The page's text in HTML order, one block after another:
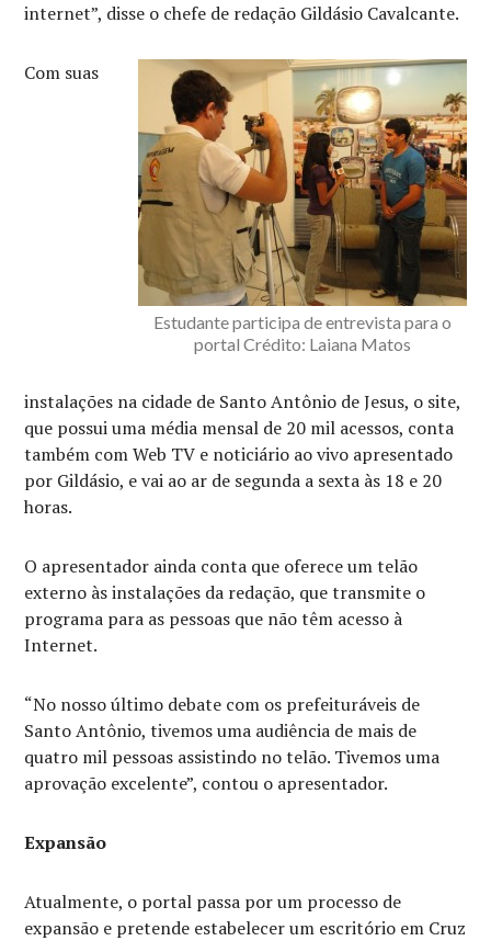
internet”, disse o chefe de redação Gildásio Cavalcante.
Estudante participa de entrevista para o
portal Crédito: Laiana Matos
Com suas
instalações na cidade de Santo Antônio de Jesus, o site,
que possui uma média mensal de 20 mil acessos, conta
também com Web TV e noticiário ao vivo apresentado
por Gildásio, e vai ao ar de segunda a sexta às 18 e 20
horas.
O apresentador ainda conta que oferece um telão
externo às instalações da redação, que transmite o
programa para as pessoas que não têm acesso à
Internet.
“No nosso último debate com os prefeituráveis de
Santo Antônio, tivemos uma audiência de mais de
quatro mil pessoas assistindo no telão. Tivemos uma
aprovação excelente”, contou o apresentador.
Expansão
Atualmente, o portal passa por um processo de
expansão e pretende estabelecer um escritório em Cruz